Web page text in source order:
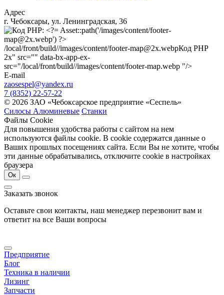
Адрес
г. Чебоксары, ул. Ленинградская, 36
/local/front/build//images/content/footer-map@2x.webpКод PHP
2x" src="" data-bx-app-ex-
src="/local/front/build//images/content/footer-map.webp "/>
E-mail
zaosespel@yandex.ru
7 (8352) 22-57-22
© 2026 ЗАО «Чебоксарское предприятие «Сеспель»
Силосы Алюминевые Станки
Файлы Cookie
Для повышения удобства работы с сайтом на нем
используются файлы cookie. В cookie содержатся данные о
Ваших прошлых посещениях сайта. Если Вы не хотите, чтобы
эти данные обрабатывались, отключите cookie в настройках
браузера
Ок
Заказать звонок
Оставьте свои контакты, наш менеджер перезвонит вам и
ответит на все Ваши вопросы
Предприятие
Блог
Техника в наличии
Лизинг
Запчасти